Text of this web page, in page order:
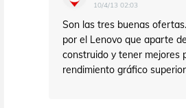
10/4/13 02:03
Son las tres buenas
por el Lenovo que aparte
construido y tener mejores
rendimiento gráfico